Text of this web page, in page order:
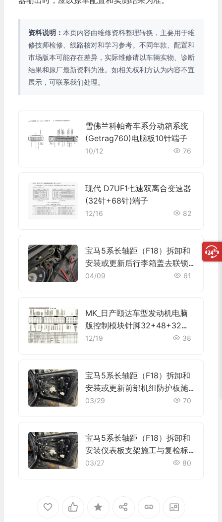
资料说明： 本页内容由维修资料整理转换，主要用于维
修技师检修、线路核对和学习参考。不同年款、配置和
市场版本可能存在差异，实际维修请以车辆实物、诊断
结果和原厂最新资料为准。如相关权利方认为内容不宜
展示，可联系我们处理。
雪佛兰科帕奇车系分动箱系统
(Getrag760)电脑板10针端子
10/12 76
现代 D7UF1七速双离合变速器
(32针+68针)端子
12/16 82
宝马5系长轴距（F18）拆卸和
安装或更新后行李箱盖去联锁
装置开关施工与复检标准
04/09 61
MK_日产颐达车型发动机电脑
版控制模块针脚32+48+32针
端子图
12/19 38
宝马5系长轴距（F18）拆卸和
安装或更新前部机组防护板施
工与复检标准
03/29 70
宝马5系长轴距（F18）拆卸和
安装仪表板支架施工与复检标
准
03/27 80